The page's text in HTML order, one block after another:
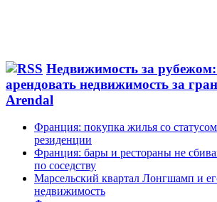
Недвижимость за
арендовать недвижимость за
Arendal
Франция: покупка жилья со
резиденции
Франция: бары и рестораны не
по соседству
Марсельский квартал Лонгшамп и
недвижимость